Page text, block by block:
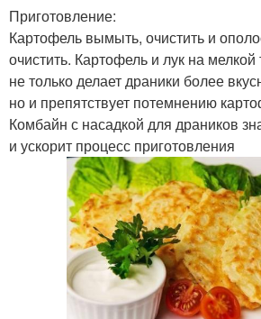
Приготовление:
Картофель вымыть, очистить и
очистить. Картофель и лук на мелкой
не только делает драники более
но и препятствует потемнению
Комбайн с насадкой для драников
и ускорит процесс приготовления